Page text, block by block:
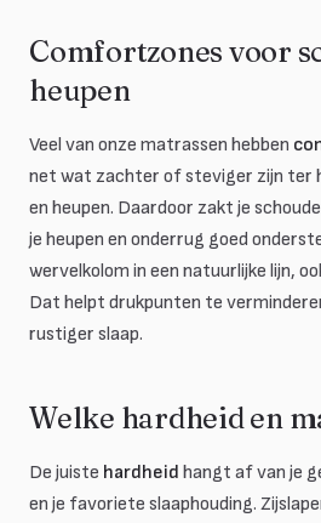
Comfortzones voor
heupen
Veel van onze matrassen hebben
net wat zachter of steviger zijn ter
en heupen. Daardoor zakt je
je heupen en onderrug goed
wervelkolom in een natuurlijke lijn,
Dat helpt drukpunten te
rustiger slaap.
Welke hardheid en
De juiste hardheid hangt af van je
en je favoriete slaaphouding.